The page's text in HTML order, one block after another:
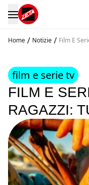
Home / Notizie / Film E
film e serie tv
FILM E
RAGAZZI: